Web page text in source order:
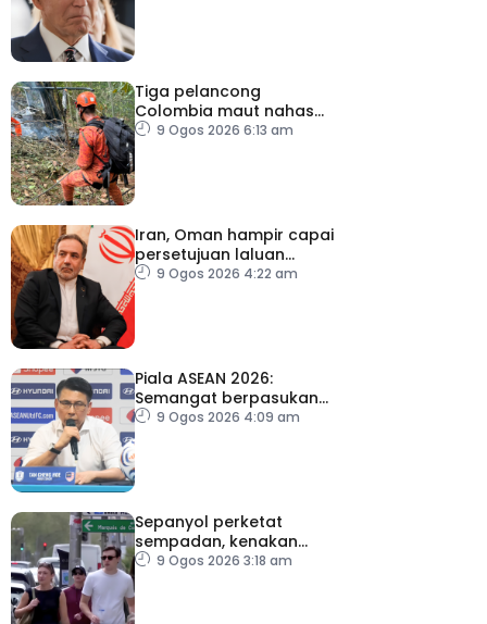
Tiga pelancong
Colombia maut nahas
helikopter di Rio de
9 Ogos 2026 6:13 am
Iran, Oman hampir capai
persetujuan laluan
sementara Selat Hormuz
9 Ogos 2026 4:22 am
Piala ASEAN 2026:
Semangat berpasukan
kunci Harimau Malaya ke
9 Ogos 2026 4:09 am
Sepanyol perketat
sempadan, kenakan
pemeriksaan ketibaan
9 Ogos 2026 3:18 am